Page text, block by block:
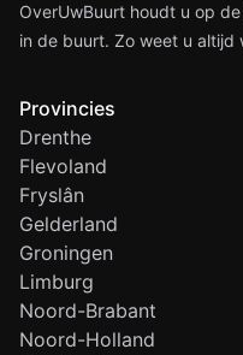
OverUwBuurt houdt u op
in de buurt. Zo weet u altijd
Provincies
Drenthe
Flevoland
Fryslân
Gelderland
Groningen
Limburg
Noord-Brabant
Noord-Holland